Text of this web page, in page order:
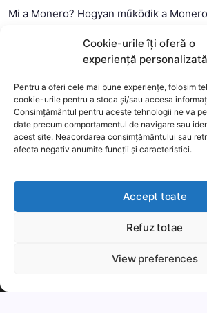
Cookie-urile îți oferă o
experiență personalizată
Pentru a oferi cele mai bune experiențe, folosim
cookie-urile pentru a stoca și/sau accesa
Consimțământul pentru aceste tehnologii ne va
date precum comportamentul de navigare sau
acest site. Neacordarea consimțământului sau
afecta negativ anumite funcții și caracteristici.
Accept toate
Refuz totae
View preferences
Mi a Monero? Hogyan működik a
Mi a blokklánc (technológia)?
This website uses cookies to improve